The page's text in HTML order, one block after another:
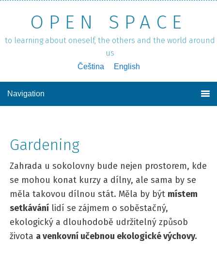
OPEN SPACE
to learning about oneself, the others and the world around
us
Čeština English
Navigation
Gardening
Zahrada u sokolovny bude nejen prostorem, kde
se mohou konat kurzy a dílny, ale sama by se
měla takovou dílnou stát. Měla by být místem
setkávání lidí se zájmem o soběstačný,
ekologický a dlouhodobě udržitelný způsob
života a venkovní učebnou ekologické výchovy.